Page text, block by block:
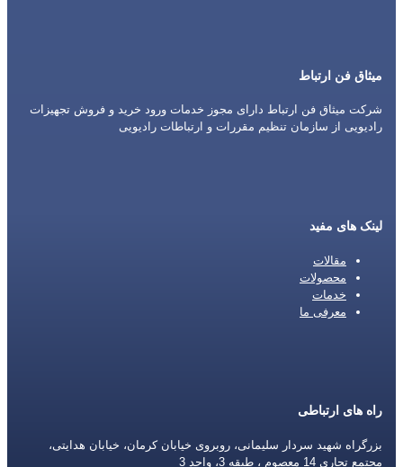
میثاق فن ارتباط
شرکت میثاق فن ارتباط دارای مجوز خدمات ورود خرید و فروش تجهیزات
رادیویی از سازمان تنظیم مقررات و ارتباطات رادیویی
لینک های مفید
مقالات
محصولات
خدمات
معرفی ما
راه های ارتباطی
بزرگراه شهید سردار سلیمانی، روبروی خیابان کرمان، خیابان هدایتی،
مجتمع تجاری 14 معصوم ، طبقه 3، واحد 3